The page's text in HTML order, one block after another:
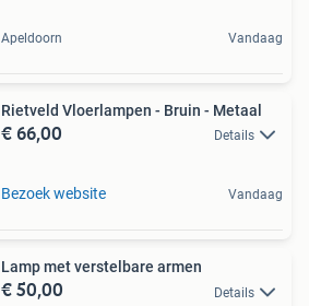
Apeldoorn Vandaag
Rietveld Vloerlampen - Bruin - Metaal
€ 66,00 Details
Bezoek website Vandaag
Lamp met verstelbare armen
€ 50,00 Details